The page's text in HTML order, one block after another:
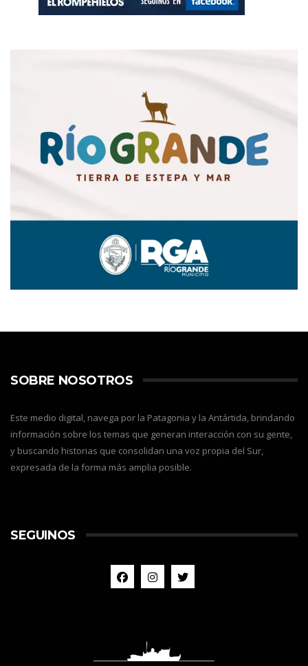
SOBRE NOSOTROS
Este medio digital, navega por la Patagonia y la Antártida, brindando
información sobre los temas que generan interacción con su gente,
y buscando historias que consolidan una voz propia del Sur,
expresada de la forma más amplia posible.
SEGUINOS